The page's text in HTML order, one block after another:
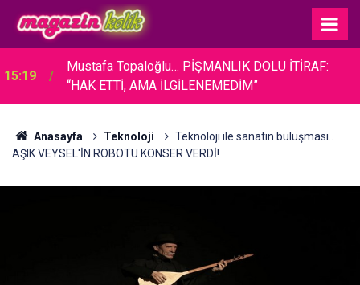
15:19
Mustafa Topaloğlu… PİŞMANLIK DOLU İTİRAF:
“HAK ETTİ, AMA İLGİLENEMEDİM”
Anasayfa Teknoloji
Teknoloji ile sanatın buluşması..
AŞIK VEYSEL'İN ROBOTU KONSER VERDİ!